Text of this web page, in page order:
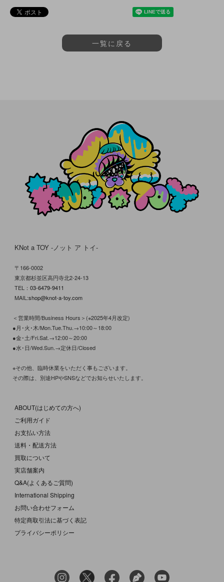
一覧に戻る
KNot a TOY -ノット ア トイ-
〒166-0002
東京都杉並区高円寺北2-24-13
TEL： 03-6479-9411
MAIL:shop@knot-a-toy.com
＜営業時間/Business Hours＞(※2025年4月改定)
●月･火･木/Mon.Tue.Thu.→10:00～18:00
●金･土/Fri.Sat.→12:00～20:00
●水･日/Wed.Sun.→定休日/Closed
※その他、臨時休業をいただく事もございます。
その際は、別途HPやSNSなどでお知らせいたします。
ABOUT(はじめての方へ)
ご利用ガイド
お支払い方法
送料・配送方法
買取について
実店舗案内
Q&A(よくあるご質問)
International Shipping
お問い合わせフォーム
特定商取引法に基づく表記
プライバシーポリシー